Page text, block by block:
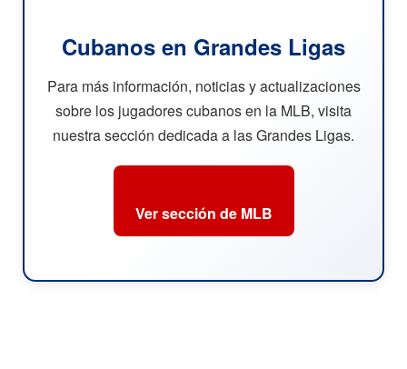
Cubanos en Grandes Ligas
Para más información, noticias y actualizaciones
sobre los jugadores cubanos en la MLB, visita
nuestra sección dedicada a las Grandes Ligas.
Ver sección de MLB